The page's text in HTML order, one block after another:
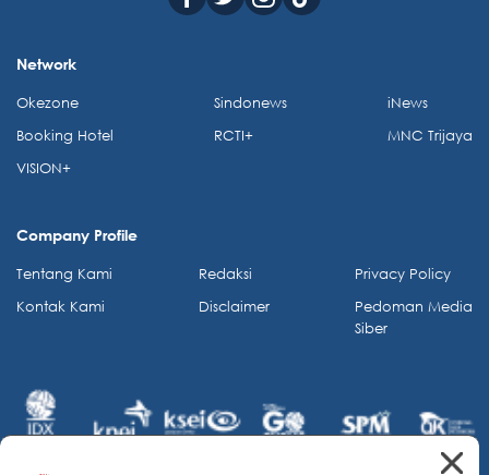
Network
Okezone
Booking Hotel
VISION+
Sindonews
RCTI+
iNews
MNC Trijaya
Company Profile
Tentang Kami
Kontak Kami
Redaksi
Disclaimer
Privacy Policy
Pedoman Media
Siber